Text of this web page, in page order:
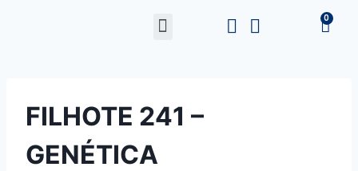
FILHOTE 241 –
GENÉTICA